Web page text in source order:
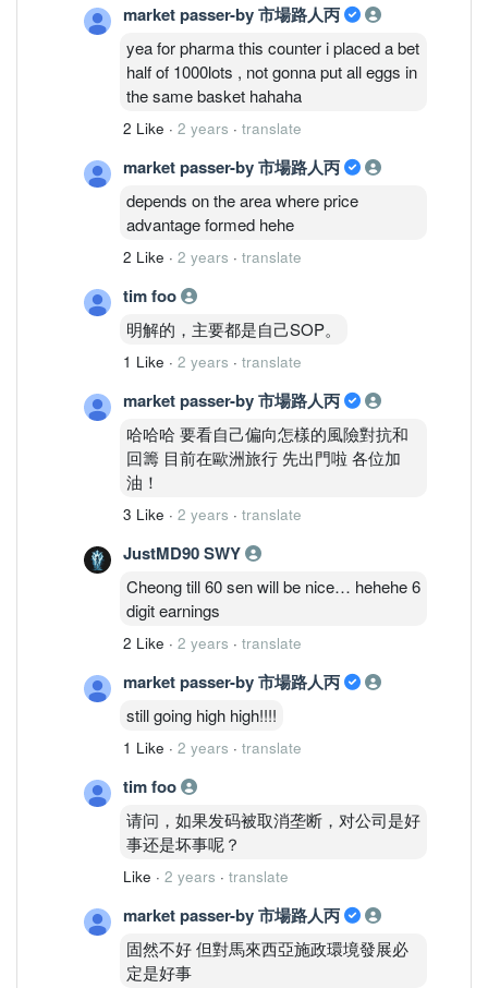
market passer-by 市場路人丙
yea for pharma this counter i placed a bet
half of 1000lots , not gonna put all eggs in
the same basket hahaha
2 Like · 2 years · translate
market passer-by 市場路人丙
depends on the area where price
advantage formed hehe
2 Like · 2 years · translate
tim foo
明解的，主要都是自己SOP。
1 Like · 2 years · translate
market passer-by 市場路人丙
哈哈哈 要看自己偏向怎樣的風險對抗和
回籌 目前在歐洲旅行 先出門啦 各位加
油！
3 Like · 2 years · translate
JustMD90 SWY
Cheong till 60 sen will be nice… hehehe 6
digit earnings
2 Like · 2 years · translate
market passer-by 市場路人丙
still going high high!!!!
1 Like · 2 years · translate
tim foo
请问，如果发码被取消垄断，对公司是好
事还是坏事呢？
Like · 2 years · translate
market passer-by 市場路人丙
固然不好 但對馬來西亞施政環境發展必
定是好事